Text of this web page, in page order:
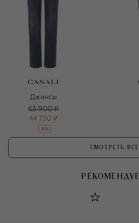
Джинсы
63 900 ₽
44 750 ₽
-30%
СМОТРЕТЬ ВСЕ